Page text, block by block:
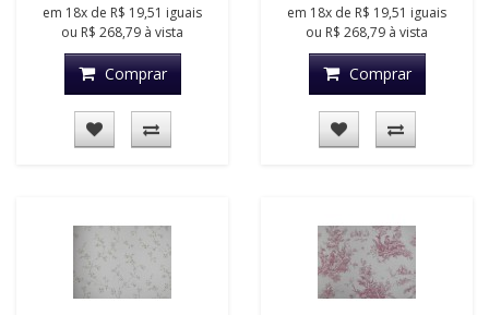
em 18x de R$ 19,51 iguais
ou R$ 268,79 à vista
Comprar
em 18x de R$ 19,51 iguais
ou R$ 268,79 à vista
Comprar